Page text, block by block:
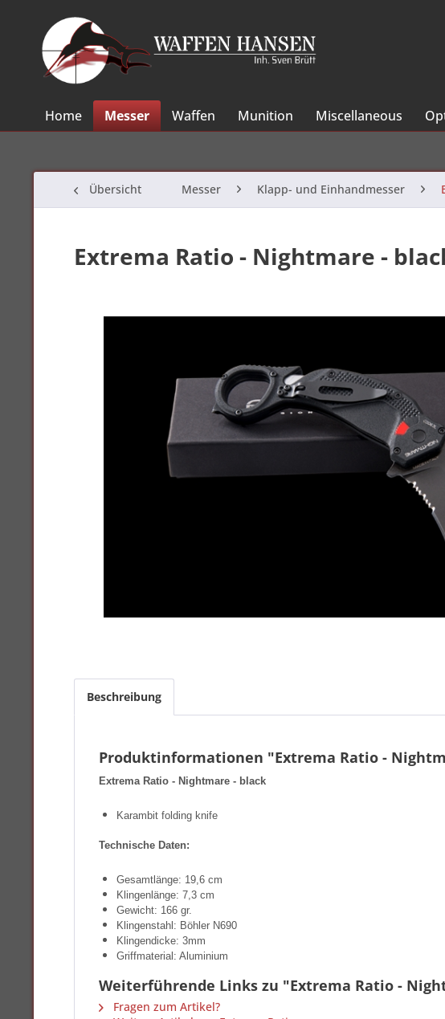
Home Messer Waffen Munition Miscellaneous
Übersicht Messer Klapp- und Einhandmesser
Extrema Ratio - Nightmare -
Beschreibung
Produktinformationen "Extrema Ratio -
Extrema Ratio - Nightmare - black
Karambit folding knife
Technische Daten:
Gesamtlänge: 19,6 cm
Klingenlänge: 7,3 cm
Gewicht: 166 gr.
Klingenstahl: Böhler N690
Klingendicke: 3mm
Griffmaterial: Aluminium
Weiterführende Links zu "Extrema Ratio -
Fragen zum Artikel?